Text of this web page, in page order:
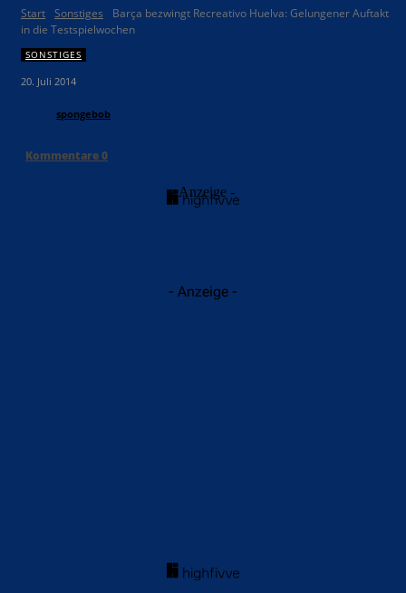
Start Sonstiges
Barça bezwingt Recreativo Huelva: Gelungener Auftakt
in die Testspielwochen
SONSTIGES
20. Juli 2014
spongebob
Kommentare0
- Anzeige -
- Anzeige -